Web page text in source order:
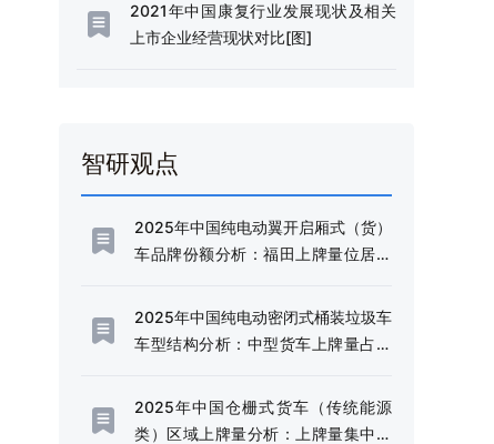
2021年中国康复行业发展现状及相关
上市企业经营现状对比[图]
智研观点
2025年中国纯电动翼开启厢式（货）
车品牌份额分析：福田上牌量位居首
2025年中国纯电动密闭式桶装垃圾车
车型结构分析：中型货车上牌量占比
2025年中国仓栅式货车（传统能源
类）区域上牌量分析：上牌量集中于